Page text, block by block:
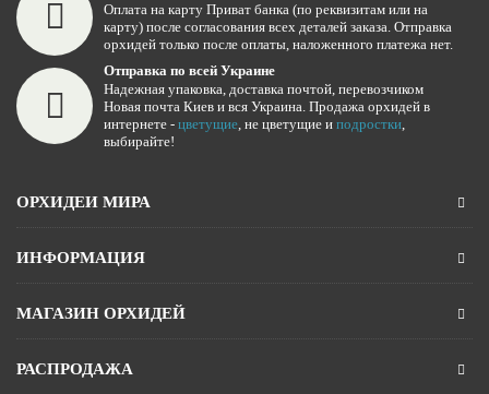
Оплата на карту Приват банка (по реквизитам или на
карту) после согласования всех деталей заказа. Отправка
орхидей только после оплаты, наложенного платежа нет.
Отправка по всей Украине
Надежная упаковка, доставка почтой, перевозчиком
Новая почта Киев и вся Украина. Продажа орхидей в
интернете - цветущие, не цветущие и подростки,
выбирайте!
ОРХИДЕИ МИРА
ИНФОРМАЦИЯ
МАГАЗИН ОРХИДЕЙ
РАСПРОДАЖА